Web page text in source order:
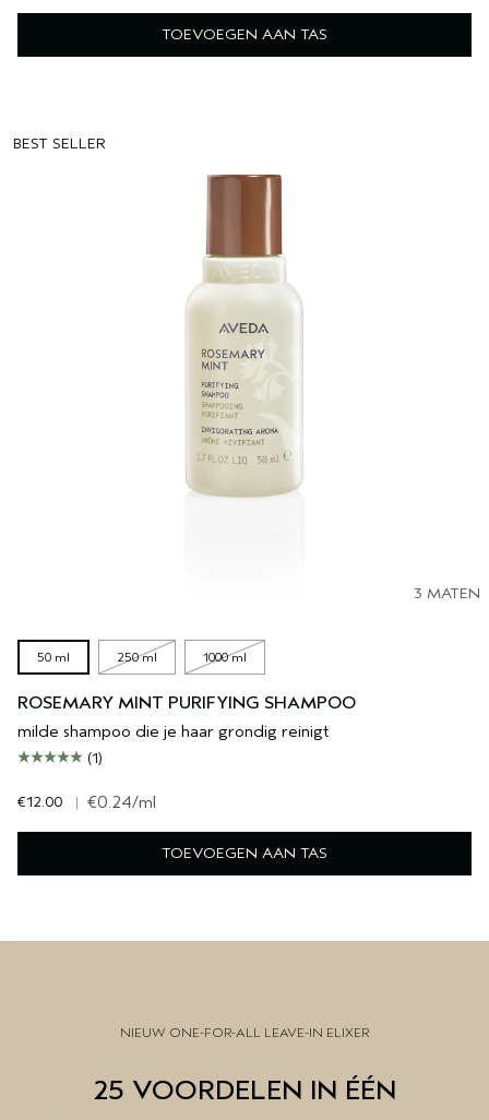
TOEVOEGEN AAN TAS
BEST SELLER
3 MATEN
50 ml 250 ml 1000 ml
ROSEMARY MINT PURIFYING SHAMPOO
milde shampoo die je haar grondig reinigt
(1)
€12.00 | €0.24/ml
TOEVOEGEN AAN TAS
NIEUW ONE-FOR-ALL LEAVE-IN ELIXER
25 VOORDELEN IN ÉÉN